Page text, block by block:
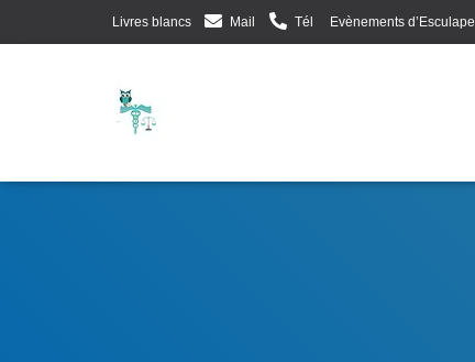
Livres blancs Mail Tél Evènements